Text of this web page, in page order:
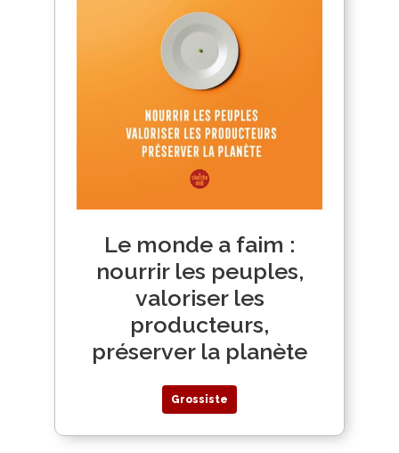
Le monde a faim :
nourrir les peuples,
valoriser les
producteurs,
préserver la planète
Grossiste